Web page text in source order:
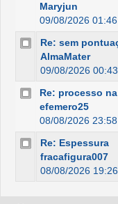
Maryjun
09/08/2026 01:46
Re: sem
AlmaMater
09/08/2026 00:43
Re: processo
efemero25
08/08/2026 23:58
Re: Espessura
fracafigura007
08/08/2026 19:26